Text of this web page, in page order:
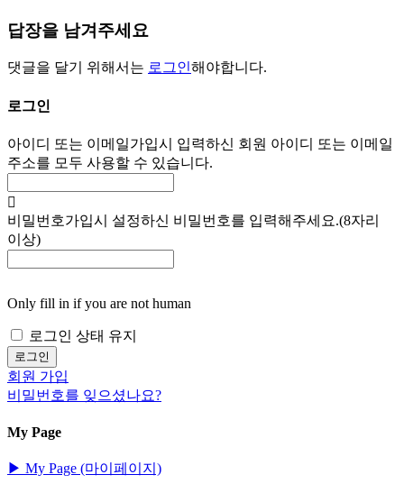
답장을 남겨주세요
댓글을 달기 위해서는 로그인해야합니다.
로그인
아이디 또는 이메일가입시 입력하신 회원 아이디 또는 이메일
주소를 모두 사용할 수 있습니다.
비밀번호가입시 설정하신 비밀번호를 입력해주세요.(8자리
이상)
Only fill in if you are not human
로그인 상태 유지
회원 가입
비밀번호를 잊으셨나요?
My Page
▶︎ My Page (마이페이지)